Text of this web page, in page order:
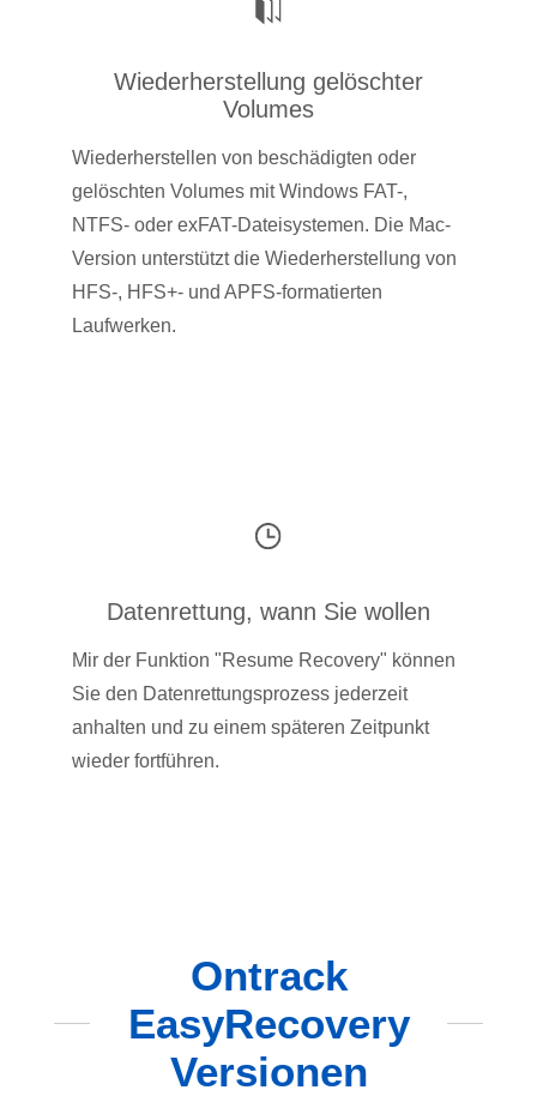
Wiederherstellung gelöschter
Volumes
Wiederherstellen von beschädigten oder
gelöschten Volumes mit Windows FAT-,
NTFS- oder exFAT-Dateisystemen. Die Mac-
Version unterstützt die Wiederherstellung von
HFS-, HFS+- und APFS-formatierten
Laufwerken.
Datenrettung, wann Sie wollen
Mir der Funktion "Resume Recovery" können
Sie den Datenrettungsprozess jederzeit
anhalten und zu einem späteren Zeitpunkt
wieder fortführen.
Ontrack
EasyRecovery
Versionen